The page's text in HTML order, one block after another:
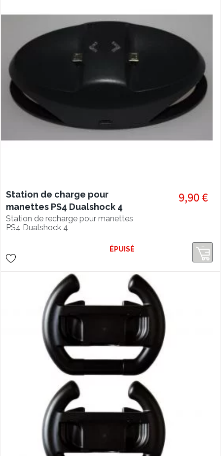
Station de charge pour
manettes PS4 Dualshock 4
Station de recharge pour manettes
PS4 Dualshock 4
9,90 €
ÉPUISÉ